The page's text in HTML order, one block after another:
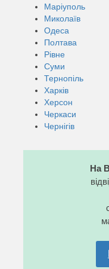
Маріуполь
Миколаїв
Одеса
Полтава
Рівне
Суми
Тернопіль
Харків
Херсон
Черкаси
Чернігів
На